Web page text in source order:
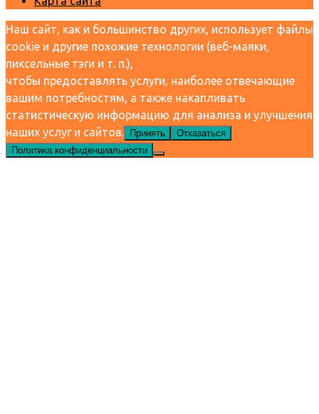
Наш сайт, как и большинство других, использует файлы
cookie и другие похожие технологии (веб-маяки,
пиксельные тэги и т. п.),
чтобы предоставлять услуги, наиболее отвечающие
вашим потребностям, а также накапливать
статистическую информацию для анализа и улучшения
наших услуг и сайтов.
Принять
Отказаться
Политика конфиденциальности